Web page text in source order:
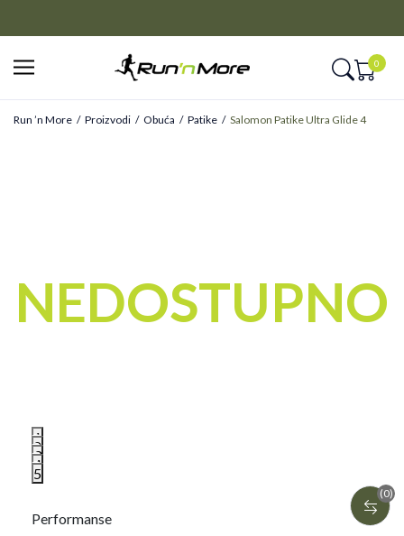
0
Run ’n More Proizvodi Obuća Patike Salomon Patike Ultra Glide 4
(0)
1
2
3
4
5
NEDOSTUPNO
Performanse